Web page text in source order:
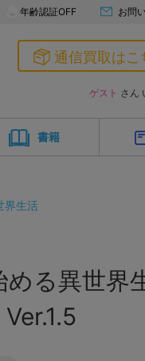
年齢認証OFF お問
通信買取はこ
ゲスト さん
書籍
界生活
める異世界